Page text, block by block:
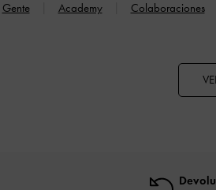
Gente Academy Colaboraciones